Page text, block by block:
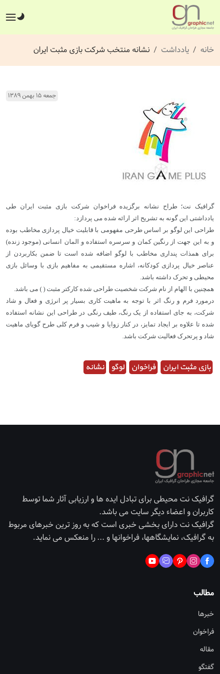
خانه یادداشت نشانه منتخب شرکت بازی مثبت ایران
جمعه ۱۵ بهمن ۱۳۸۹
گرافیک نت؛ طراح نشانه برگزیده فراخوان شرکت بازی مثبت ایران طی
یادداشتی این گونه به تشریح اثر ارائه شده می پردازد:
طراحی این لوگو بر اساس طرحی مفهومی با قابلیت خیال پردازی مخاطب بوده
و به این جهت از رنگین کمان و سرسره استفاده و المان انسانی (موجود زنده)
برای همذات پنداری مخاطب با لوگو اضافه شده است تا ضمن بکاربردن از
عناصر خیال پردازی کودکانه، اشاره مستقیمی به مفاهیم بازی با وسائل بازی
محیطی و تحرک داشته باشد.
همچنین با الهام از نام شرکت شخصیت طراحی شده کارکتر مثبت ( ) می باشد.
درمورد فرم و رنگ اثر با توجه به ماهیت کاری بسیار پر انرژی و فعال و شاد
شرکت، به جای استفاده از یک رنگ، طیف رنگی در طراحی این نشانه استفاده
شده تا علاوه بر ایجاد تمایز، در کنار زوایا و شیب و فرم کلی طرح گویای ماهیت
شاد و پرتحرک فعالیت شرکت باشد.
بازی مثبت ایران فراخوان لوگو نشانه
گرافیک نت محیطی برای تبادل ایده ها و ارزیابی آثار شما توسط
کاربران و اعضاء دیگر سایت می باشد.
گرافیک نت دارای بخشی خبری است که به روز ترین خبرهای مربوط
به گرافیک، نمایشگاهها، فراخوانها و ... را منعکس می نماید.
مطالب
خبرها
فراخوان
مقاله
گفتگو